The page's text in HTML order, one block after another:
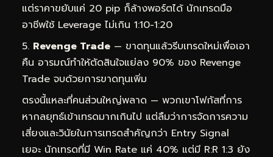
แต่ราคาขยับแค่ 20 pip ก็ล้างพอร์ตได้ นักเทรดมือ
อาชีพใช้ Leverage ไม่เกิน 1:10-1:20
Revenge Trade — ขาดทุนแล้วรีบเทรดใหม่เพื่อเอา
คืน อารมณ์ทำให้ตัดสินใจแย่ลง 90% ของ Revenge
Trade จบด้วยการขาดทุนเพิ่ม
ตรงนี้แหละที่คนส่วนใหญ่พลาด — พวกเขาโฟกัสที่การ
หากลยุทธ์เข้าเทรดมากเกินไป แต่ลืมว่าการจัดการความ
เสี่ยงและวินัยในการเทรดสำคัญกว่า Entry Signal
เยอะ นักเทรดที่มี Win Rate แค่ 40% แต่มี R:R 1:3 ยัง